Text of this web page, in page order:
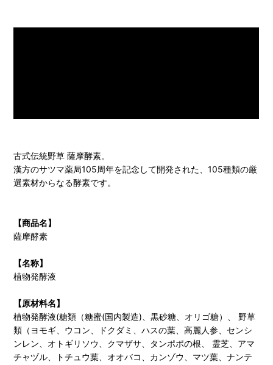
古式伝統野草 薩摩酵素。
漢方のサツマ薬局105周年を記念して開発された、105種類の厳
選素材からなる酵素です。
【商品名】
薩摩酵素
【名称】
植物発酵液
【原材料名】
植物発酵液(糖類（糖蜜(国内製造)、黒砂糖、オリゴ糖）、 野草
類（ヨモギ、ウコン、ドクダミ、ハスの葉、高麗人参、センシ
ンレン、オトギリソウ、クマザサ、タンポポの根、 霊芝、アマ
チャヅル、トチュウ葉、オオバコ、カンゾウ、マツ葉、ナンテ